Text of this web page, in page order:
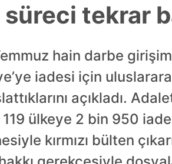
tekrar
hain darbe
iadesi için
açıkladı.
ülkeye 2 bin 950
kırmızı bülten